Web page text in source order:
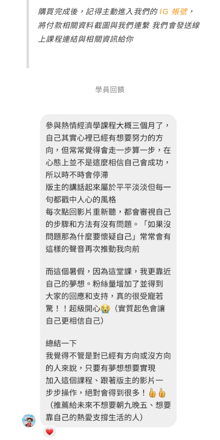
購買完成後，記得主動進入我們的IG 帳號，
將付款相關資料截圖與我們連繫 我們會發送線
上課程連結與相關資訊給你
學員回饋